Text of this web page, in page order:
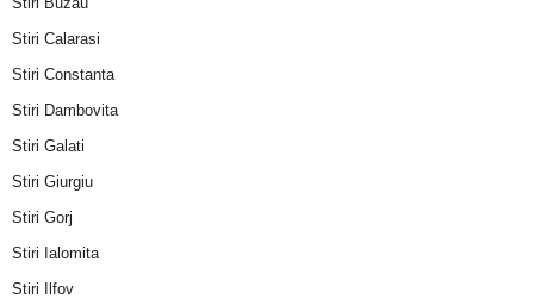
Stiri Calarasi
Stiri Constanta
Stiri Dambovita
Stiri Galati
Stiri Giurgiu
Stiri Gorj
Stiri Ialomita
Stiri Ilfov